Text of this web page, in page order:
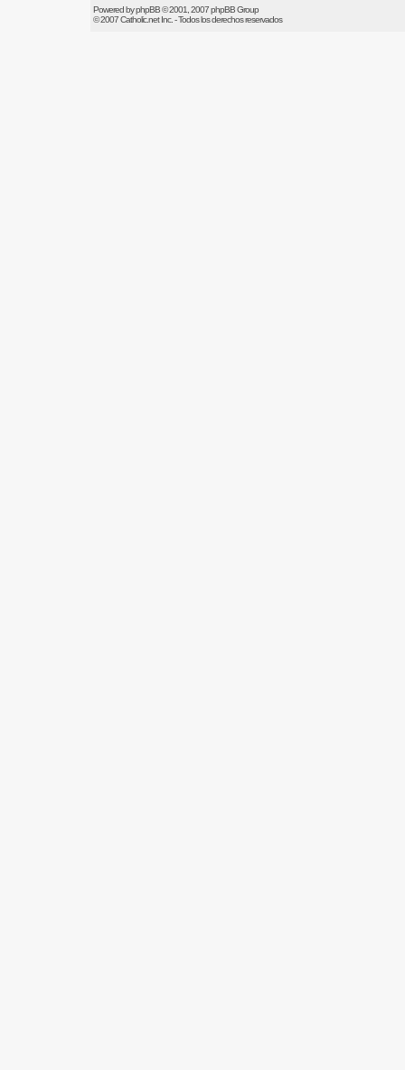
Powered byphpBB© 2001, 2007 phpBB Group
© 2007Catholic.netInc. - Todos los derechos reservados